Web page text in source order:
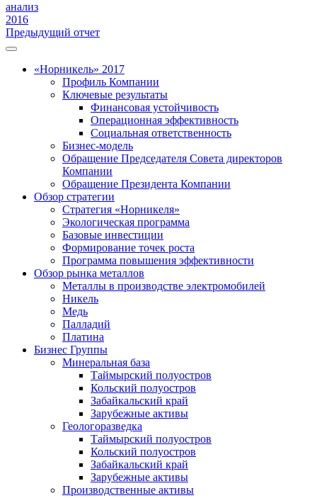
анализ
2016
Предыдущий отчет
«Норникель» 2017
Профиль Компании
Ключевые результаты
Финансовая устойчивость
Операционная эффективность
Социальная ответственность
Бизнес-модель
Обращение Председателя Совета директоров
Компании
Обращение Президента Компании
Обзор стратегии
Стратегия «Норникеля»
Экологическая программа
Базовые инвестиции
Формирование точек роста
Программа повышения эффективности
Обзор рынка металлов
Металлы в производстве электромобилей
Никель
Медь
Палладий
Платина
Бизнес Группы
Минеральная база
Таймырский полуостров
Кольский полуостров
Забайкальский край
Зарубежные активы
Геологоразведка
Таймырский полуостров
Кольский полуостров
Забайкальский край
Зарубежные активы
Производственные активы